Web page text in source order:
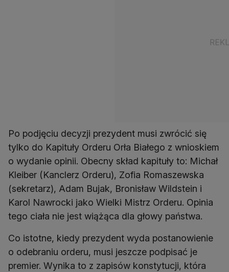
Po podjęciu decyzji prezydent musi zwrócić się
tylko do Kapituły Orderu Orła Białego z wnioskiem
o wydanie opinii. Obecny skład kapituły to: Michał
Kleiber (Kanclerz Orderu), Zofia Romaszewska
(sekretarz), Adam Bujak, Bronisław Wildstein i
Karol Nawrocki jako Wielki Mistrz Orderu. Opinia
tego ciała nie jest wiążąca dla głowy państwa.
Co istotne, kiedy prezydent wyda postanowienie
o odebraniu orderu, musi jeszcze podpisać je
premier. Wynika to z zapisów konstytucji, która